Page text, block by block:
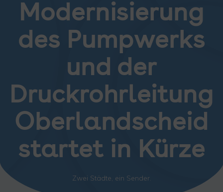
Modernisierung
des Pumpwerks
und der
Druckrohrleitung
Oberlandscheid
startet in Kürze
Zwei Städte, ein Sender.